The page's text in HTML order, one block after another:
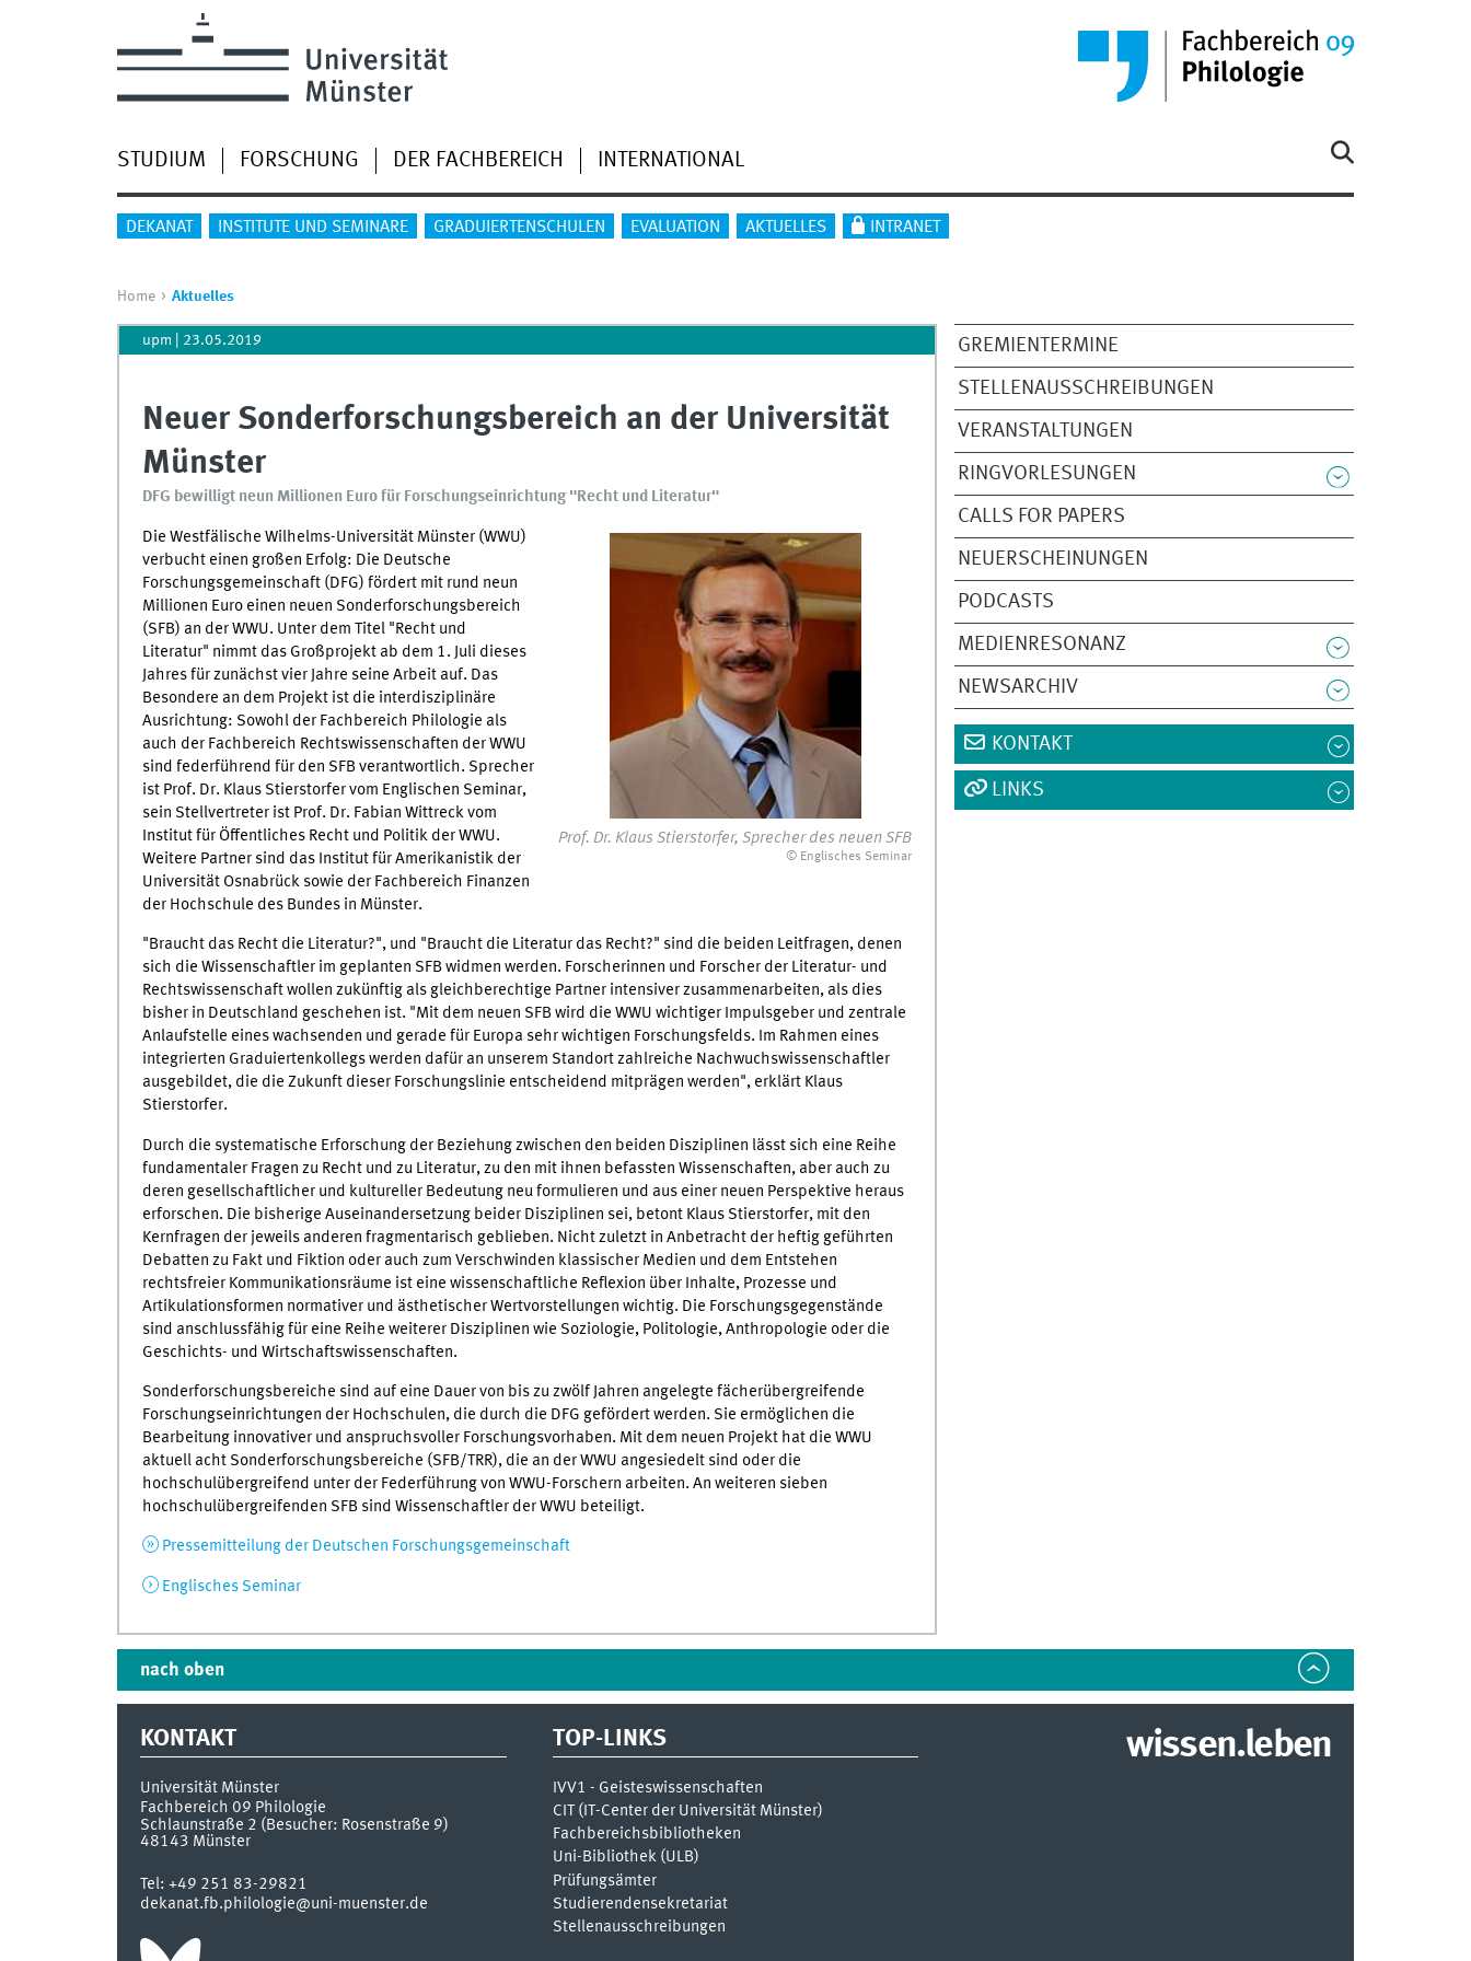
STUDIUM FORSCHUNG DER FACHBEREICH INTERNATIONAL
DEKANAT INSTITUTE UND SEMINARE GRADUIERTENSCHULEN EVALUATION AKTUELLES INTRANET
Home Aktuelles
GREMIENTERMINE
STELLENAUSSCHREIBUNGEN
VERANSTALTUNGEN
RINGVORLESUNGEN
CALLS FOR PAPERS
NEUERSCHEINUNGEN
PODCASTS
MEDIENRESONANZ
NEWSARCHIV
upm 23.05.2019
Neuer Sonderforschungsbereich an der Universität
Münster
DFG bewilligt neun Millionen Euro für Forschungseinrichtung "Recht und Literatur"
Prof. Dr. Klaus Stierstorfer, Sprecher des neuen SFB
© Englisches Seminar
Die Westfälische Wilhelms-Universität Münster (WWU)
verbucht einen großen Erfolg: Die Deutsche
Forschungsgemeinschaft (DFG) fördert mit rund neun
Millionen Euro einen neuen Sonderforschungsbereich
(SFB) an der WWU. Unter dem Titel "Recht und
Literatur" nimmt das Großprojekt ab dem 1. Juli dieses
Jahres für zunächst vier Jahre seine Arbeit auf. Das
Besondere an dem Projekt ist die interdisziplinäre
Ausrichtung: Sowohl der Fachbereich Philologie als
auch der Fachbereich Rechtswissenschaften der WWU
sind federführend für den SFB verantwortlich. Sprecher
ist Prof. Dr. Klaus Stierstorfer vom Englischen Seminar,
sein Stellvertreter ist Prof. Dr. Fabian Wittreck vom
Institut für Öffentliches Recht und Politik der WWU.
Weitere Partner sind das Institut für Amerikanistik der
Universität Osnabrück sowie der Fachbereich Finanzen
der Hochschule des Bundes in Münster.
"Braucht das Recht die Literatur?", und "Braucht die Literatur das Recht?" sind die beiden Leitfragen, denen
sich die Wissenschaftler im geplanten SFB widmen werden. Forscherinnen und Forscher der Literatur- und
Rechtswissenschaft wollen zukünftig als gleichberechtige Partner intensiver zusammenarbeiten, als dies
bisher in Deutschland geschehen ist. "Mit dem neuen SFB wird die WWU wichtiger Impulsgeber und zentrale
Anlaufstelle eines wachsenden und gerade für Europa sehr wichtigen Forschungsfelds. Im Rahmen eines
integrierten Graduiertenkollegs werden dafür an unserem Standort zahlreiche Nachwuchswissenschaftler
ausgebildet, die die Zukunft dieser Forschungslinie entscheidend mitprägen werden", erklärt Klaus
Stierstorfer.
Durch die systematische Erforschung der Beziehung zwischen den beiden Disziplinen lässt sich eine Reihe
fundamentaler Fragen zu Recht und zu Literatur, zu den mit ihnen befassten Wissenschaften, aber auch zu
deren gesellschaftlicher und kultureller Bedeutung neu formulieren und aus einer neuen Perspektive heraus
erforschen. Die bisherige Auseinandersetzung beider Disziplinen sei, betont Klaus Stierstorfer, mit den
Kernfragen der jeweils anderen fragmentarisch geblieben. Nicht zuletzt in Anbetracht der heftig geführten
Debatten zu Fakt und Fiktion oder auch zum Verschwinden klassischer Medien und dem Entstehen
rechtsfreier Kommunikationsräume ist eine wissenschaftliche Reflexion über Inhalte, Prozesse und
Artikulationsformen normativer und ästhetischer Wertvorstellungen wichtig. Die Forschungsgegenstände
sind anschlussfähig für eine Reihe weiterer Disziplinen wie Soziologie, Politologie, Anthropologie oder die
Geschichts- und Wirtschaftswissenschaften.
Sonderforschungsbereiche sind auf eine Dauer von bis zu zwölf Jahren angelegte fächerübergreifende
Forschungseinrichtungen der Hochschulen, die durch die DFG gefördert werden. Sie ermöglichen die
Bearbeitung innovativer und anspruchsvoller Forschungsvorhaben. Mit dem neuen Projekt hat die WWU
aktuell acht Sonderforschungsbereiche (SFB/TRR), die an der WWU angesiedelt sind oder die
hochschulübergreifend unter der Federführung von WWU-Forschern arbeiten. An weiteren sieben
hochschulübergreifenden SFB sind Wissenschaftler der WWU beteiligt.
Pressemitteilung der Deutschen Forschungsgemeinschaft
Englisches Seminar
KONTAKT
LINKS
nach oben
KONTAKT
Universität Münster
Fachbereich 09 Philologie
Schlaunstraße 2 (Besucher: Rosenstraße 9)
48143 Münster
Tel: +49 251 83-29821
dekanat.fb.philologie@uni-muenster.de
TOP-LINKS
IVV1 - Geisteswissenschaften
CIT (IT-Center der Universität Münster)
Fachbereichsbibliotheken
Uni-Bibliothek (ULB)
Prüfungsämter
Studierendensekretariat
Stellenausschreibungen
wissen.leben